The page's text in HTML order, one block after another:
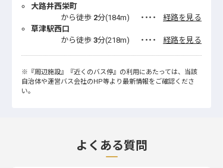
大路井西栄町
から徒歩 2分(184m) ・・・・
経路を見る
草津駅西口
から徒歩 3分(218m) ・・・・ 経路を見る
※ 『周辺施設』 『近くのバス停』 の利用にあたっては、当該
自治体や運営バス会社のHP等より最新情報をご確認くださ
い。
よくある質問